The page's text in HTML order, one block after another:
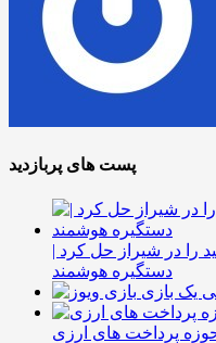
پست های پربازدید
را در شیراز حل کرد |
دستگیره هوشمند
یک بازی
پرداخت های ارزی